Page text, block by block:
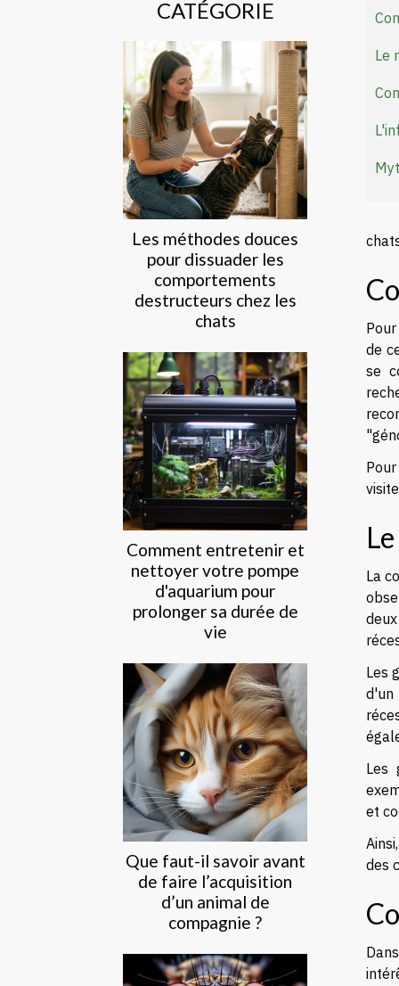
CATÉGORIE
Les méthodes douces
pour dissuader les
comportements
destructeurs chez les
chats
Comment entretenir et
nettoyer votre pompe
d'aquarium pour
prolonger sa durée de
vie
Que faut-il savoir avant
de faire l’acquisition
d’un animal de
compagnie ?
Le
de
se
La
Les
d'un
Les
et
des